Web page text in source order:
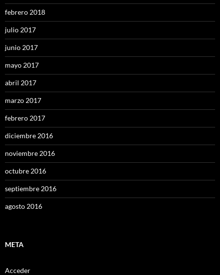
febrero 2018
julio 2017
junio 2017
mayo 2017
abril 2017
marzo 2017
febrero 2017
diciembre 2016
noviembre 2016
octubre 2016
septiembre 2016
agosto 2016
META
Acceder